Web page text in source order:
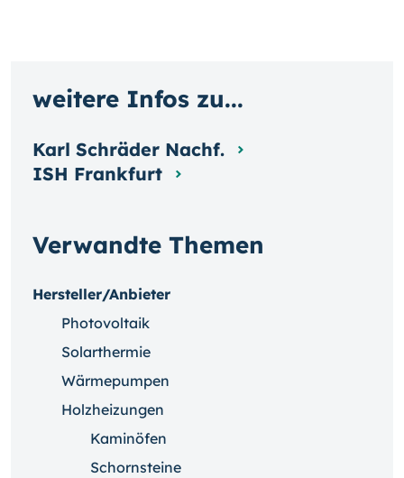
Verwandte Themen
Hersteller/Anbieter
Photovoltaik
Solarthermie
Wärmepumpen
Holzheizungen
Kaminöfen
Schornsteine
weitere Infos zu...
Karl Schräder Nachf.
ISH Frankfurt